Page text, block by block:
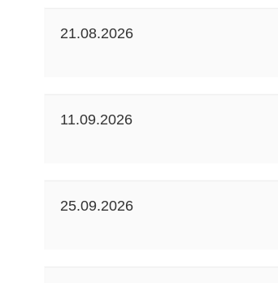
21.08.2026
11.09.2026
25.09.2026